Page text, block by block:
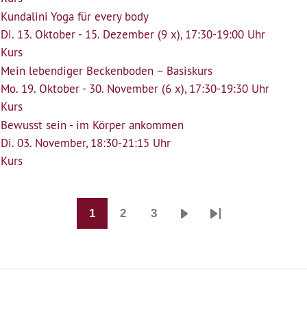
Kundalini Yoga für every body
Di. 13. Oktober - 15. Dezember (9 x), 17:30-19:00 Uhr
Kurs
Mein lebendiger Beckenboden – Basiskurs
Mo. 19. Oktober - 30. November (6 x), 17:30-19:30 Uhr
Kurs
Bewusst sein - im Körper ankommen
Di. 03. November, 18:30-21:15 Uhr
Kurs
Seitennummerierung
1 2 3
NächsteLast